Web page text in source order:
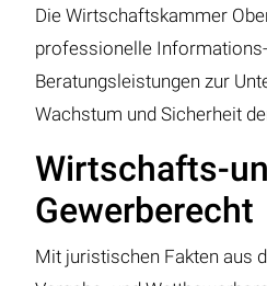
Die Wirtschaftskammer
professionelle
Beratungsleistungen zur
Wachstum und Sicherheit
Wirtschafts-
Gewerberecht
Mit juristischen Fakten aus